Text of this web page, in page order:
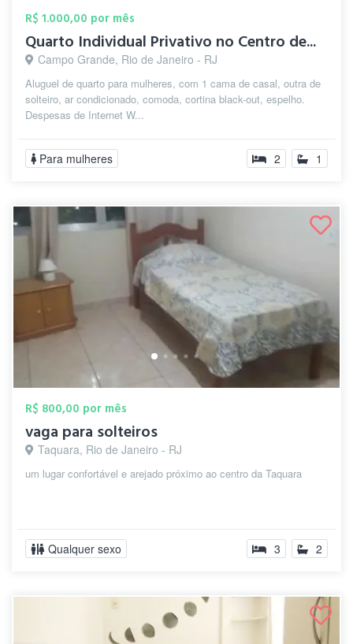
R$ 1.000,00 por mês
Quarto Individual Privativo no Centro de...
Campo Grande, Rio de Janeiro - RJ
Aluguel de quarto para mulheres, com 1 cama de casal, outra de
solteiro, ar condicionado, comoda, cortina black-out, espelho.
Despesas de Internet W...
Para mulheres 2 1
R$ 800,00 por mês
vaga para solteiros
Taquara, Rio de Janeiro - RJ
um lugar confortável e arejado próximo ao centro da Taquara
Qualquer sexo 3 2